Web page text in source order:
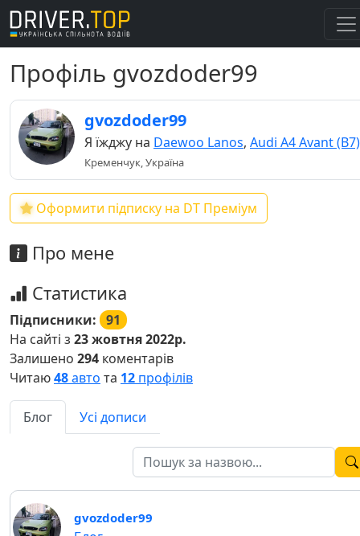
Профіль gvozdoder99
gvozdoder99
Я їжджу на Daewoo Lanos, Audi A4 Avant (B7)
Кременчук, Україна
Оформити підписку на DT Преміум
Про мене
Статистика
Підписники: 91
На сайті з 23 жовтня 2022р.
Залишено 294 коментарів
Читаю48авто та 12 профілів
Блог Усі дописи
gvozdoder99